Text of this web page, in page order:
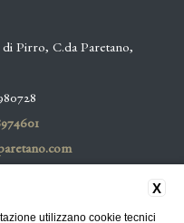
Pirro, C.da Paretano,
X
utilizzano cookie tecnici